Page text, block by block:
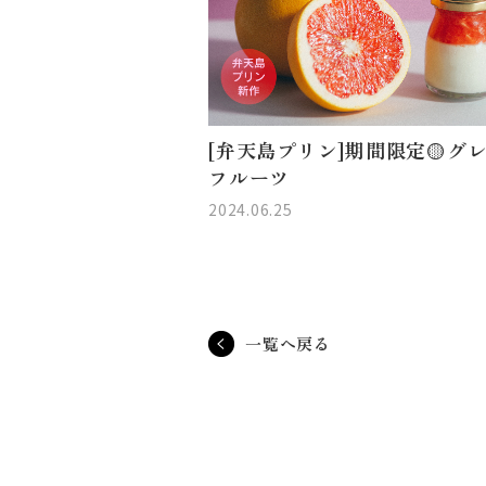
[弁天島プリン]期間限定🟡グ
フルーツ
2024.06.25
一覧へ戻る